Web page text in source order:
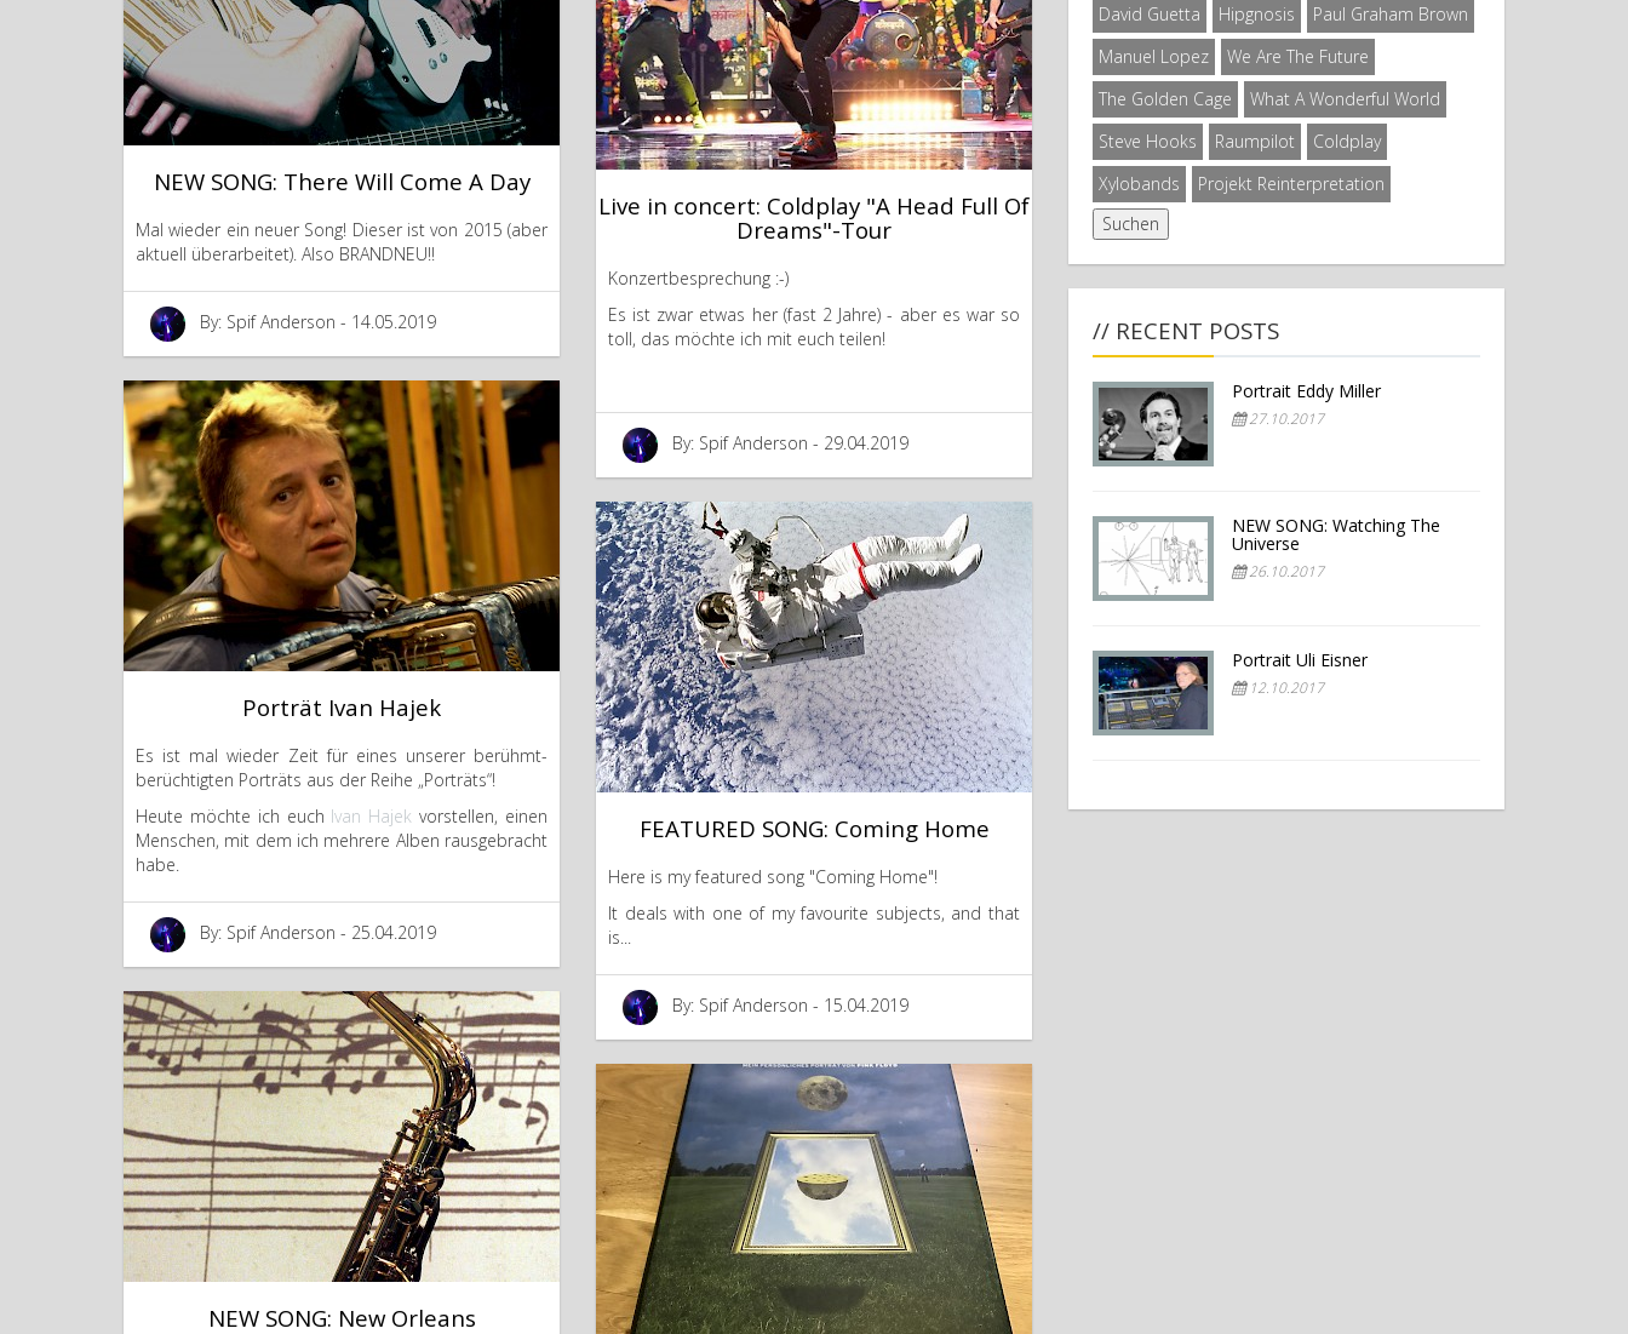
NEW SONG: There Will Come A Day
Mal wieder ein neuer Song! Dieser ist von 2015 (aber
aktuell überarbeitet). Also BRANDNEU!!
By: Spif Anderson - 14.05.2019
Live in concert: Coldplay "A Head Full Of
Dreams"-Tour
Konzertbesprechung :-)
Es ist zwar etwas her (fast 2 Jahre) - aber es war so
toll, das möchte ich mit euch teilen!
By: Spif Anderson - 29.04.2019
Porträt Ivan Hajek
Es ist mal wieder Zeit für eines unserer berühmt-
berüchtigten Porträts aus der Reihe „Porträts“!
Heute möchte ich euch Ivan Hajek vorstellen, einen
Menschen, mit dem ich mehrere Alben rausgebracht
habe.
By: Spif Anderson - 25.04.2019
FEATURED SONG: Coming Home
Here is my featured song "Coming Home"!
It deals with one of my favourite subjects, and that
is...
By: Spif Anderson - 15.04.2019
NEW SONG: New Orleans
David Guetta
Hipgnosis
Paul Graham Brown
Manuel Lopez
We Are The Future
The Golden Cage
What A Wonderful World
Steve Hooks
Raumpilot
Coldplay
Xylobands
Projekt Reinterpretation
// RECENT POSTS
Portrait Eddy Miller
27.10.2017
NEW SONG: Watching The
Universe
26.10.2017
Portrait Uli Eisner
12.10.2017